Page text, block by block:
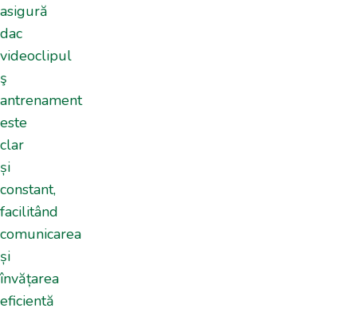
asigură
dac
videoclipul
ş
antrenament
este
clar
și
constant,
facilitând
comunicarea
și
învățarea
eficientă